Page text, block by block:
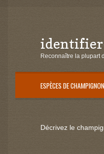
Aller
à
navigation
Aller
au
Reconnaître la plupart
ESPÈCES DE
Décrivez le